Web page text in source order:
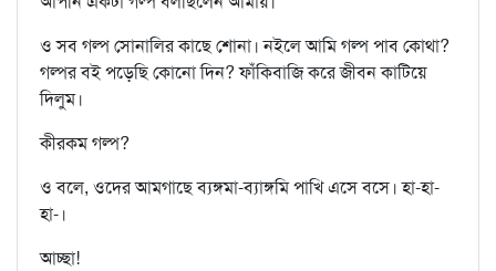
ও সব গল্প সোনালির কাছে শোনা। নইলে আমি গল্প পাব কোথা?
গল্পর বই পড়েছি কোনো দিন? ফাঁকিবাজি করে জীবন কাটিয়ে
দিলুম।
কীরকম গল্প?
ও বলে, ওদের আমগাছে ব্যঙ্গমা-ব্যাঙ্গমি পাখি এসে বসে। হা-হা-
হা-।
আচ্ছা!